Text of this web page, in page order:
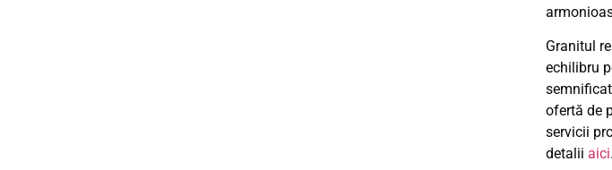
Granitul
echilibru
ofertă de
servicii
detalii aici.